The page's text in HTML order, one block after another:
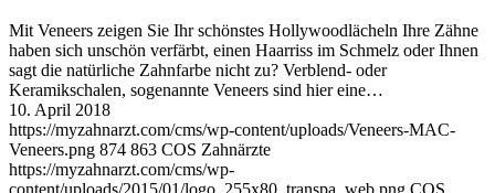
Mit Veneers zeigen Sie Ihr schönstes Hollywoodlächeln Ihre Zähne
haben sich unschön verfärbt, einen Haarriss im Schmelz oder Ihnen
sagt die natürliche Zahnfarbe nicht zu? Verblend- oder
Keramikschalen, sogenannte Veneers sind hier eine…
10. April 2018
https://myzahnarzt.com/cms/wp-content/uploads/Veneers-MAC-
Veneers.png 874 863 COS Zahnärzte
https://myzahnarzt.com/cms/wp-